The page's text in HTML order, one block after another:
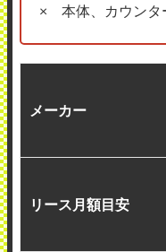
× 本体、カウンタ
メーカー
リース月額目安